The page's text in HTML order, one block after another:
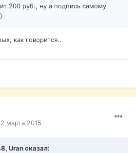
200 руб., ну а подпись самому
как говорится...
2 марта 2015
Uran сказал: